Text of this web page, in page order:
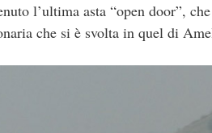
l’ultima asta “open door”,
che si è svolta in quel di